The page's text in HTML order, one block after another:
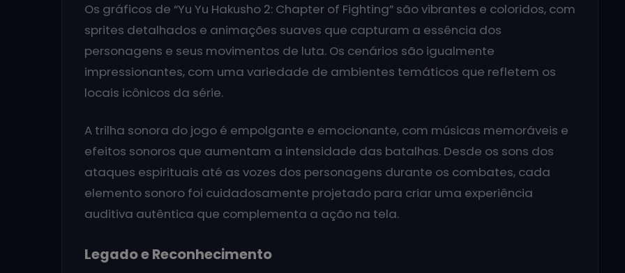
Os gráficos de “Yu Yu Hakusho 2: Chapter of Fighting” são vibrantes e coloridos, com
sprites detalhados e animações suaves que capturam a essência dos
personagens e seus movimentos de luta. Os cenários são igualmente
impressionantes, com uma variedade de ambientes temáticos que refletem os
locais icônicos da série.
A trilha sonora do jogo é empolgante e emocionante, com músicas memoráveis e
efeitos sonoros que aumentam a intensidade das batalhas. Desde os sons dos
ataques espirituais até as vozes dos personagens durante os combates, cada
elemento sonoro foi cuidadosamente projetado para criar uma experiência
auditiva autêntica que complementa a ação na tela.
Legado e Reconhecimento